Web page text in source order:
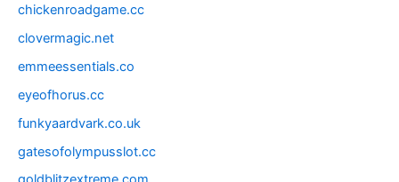
chickenroadgame.cc
clovermagic.net
emmeessentials.co
eyeofhorus.cc
funkyaardvark.co.uk
gatesofolympusslot.cc